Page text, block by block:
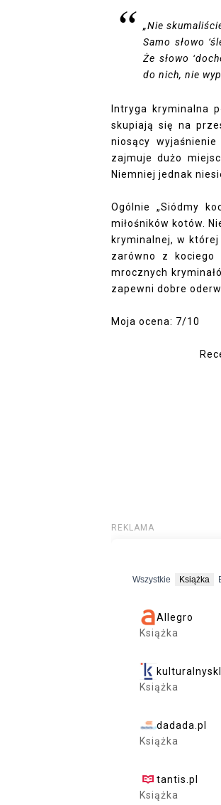
„Nie
Samo słowo
Że słowo
do nich, nie
Intryga kryminalna
skupiają się na
niosący
zajmuje dużo
Niemniej jednak
Ogólnie „Siódmy
miłośników kotów.
kryminalnej, w
zarówno z
mrocznych
zapewni dobre
Moja ocena: 7/10